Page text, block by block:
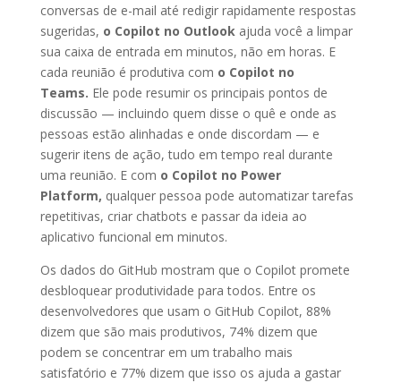
conversas de e-mail até redigir rapidamente respostas
sugeridas, o Copilot no Outlookajuda você a limpar
sua caixa de entrada em minutos, não em horas. E
cada reunião é produtiva com o Copilot no
Teams. Ele pode resumir os principais pontos de
discussão — incluindo quem disse o quê e onde as
pessoas estão alinhadas e onde discordam — e
sugerir itens de ação, tudo em tempo real durante
uma reunião. E com o Copilot no Power
Platform, qualquer pessoa pode automatizar tarefas
repetitivas, criar chatbots e passar da ideia ao
aplicativo funcional em minutos.
Os dados do GitHub mostram que o Copilot promete
desbloquear produtividade para todos. Entre os
desenvolvedores que usam o GitHub Copilot, 88%
dizem que são mais produtivos, 74% dizem que
podem se concentrar em um trabalho mais
satisfatório e 77% dizem que isso os ajuda a gastar